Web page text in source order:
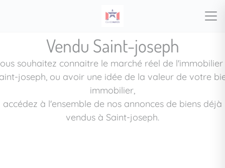
Vendu Saint-joseph
souhaitez connaitre le marché réel de
joseph, ou avoir une idée de la valeur de votre
immobilier,
accédez à l'ensemble de nos annonces de biens déjà
vendus à Saint-joseph.